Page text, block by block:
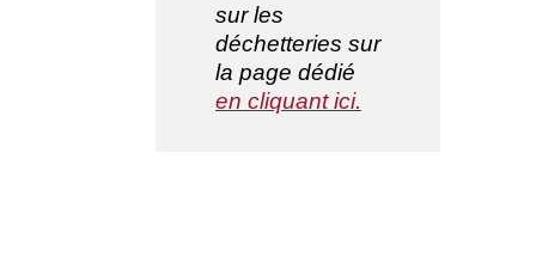
sur les
déchetteries sur
la page dédié
en cliquant ici.